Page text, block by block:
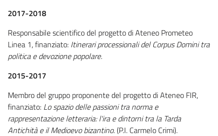
2017-2018
Responsabile scientifico del progetto di Ateneo Prometeo
Linea 1, finanziato: Itinerari processionali del Corpus Domini tra
politica e devozione popolare.
2015-2017
Membro del gruppo proponente del progetto di Ateneo FIR,
finanziato: Lo spazio delle passioni tra norma e
rappresentazione letteraria: l'ira e dintorni tra la Tarda
Antichità e il Medioevo bizantino. (P.I. Carmelo Crimi).